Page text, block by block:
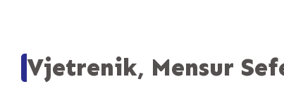
Vjetrenik, Mensur